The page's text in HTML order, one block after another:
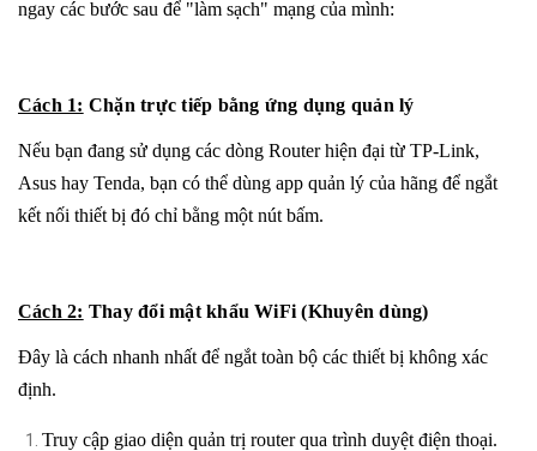
ngay các bước sau để "làm sạch" mạng của mình:
Cách 1: Chặn trực tiếp bằng ứng dụng quản lý
Nếu bạn đang sử dụng các dòng Router hiện đại từ TP-Link,
Asus hay Tenda, bạn có thể dùng app quản lý của hãng để ngắt
kết nối thiết bị đó chỉ bằng một nút bấm.
Cách 2: Thay đổi mật khẩu WiFi (Khuyên dùng)
Đây là cách nhanh nhất để ngắt toàn bộ các thiết bị không xác
định.
Truy cập giao diện quản trị router qua trình duyệt điện thoại.